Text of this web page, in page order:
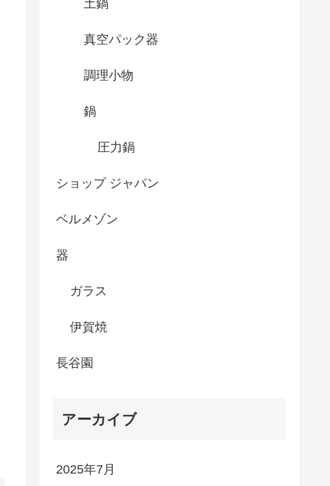
土鍋
真空パック器
調理小物
鍋
圧力鍋
ショップ ジャパン
ベルメゾン
器
ガラス
伊賀焼
長谷園
アーカイブ
2025年7月